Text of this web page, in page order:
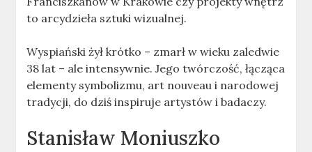
to arcydzieła sztuki wizualnej.
Wyspiański żył krótko – zmarł w wieku zaledwie
38 lat – ale intensywnie. Jego twórczość, łącząca
elementy symbolizmu, art nouveau i narodowej
tradycji, do dziś inspiruje artystów i badaczy.
Stanisław Moniuszko